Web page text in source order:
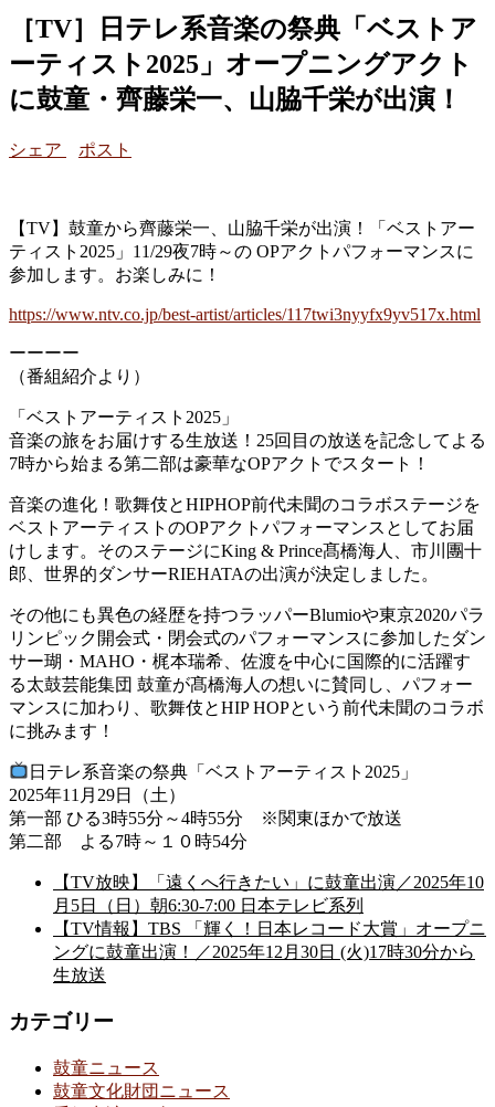
［TV］日テレ系音楽の祭典「ベストア
ーティスト2025」オープニングアクト
に鼓童・齊藤栄一、山脇千栄が出演！
シェア ポスト
【TV】鼓童から齊藤栄一、山脇千栄が出演！「ベストアー
ティスト2025」11/29夜7時～の OPアクトパフォーマンスに
参加します。お楽しみに！
https://www.ntv.co.jp/best-artist/articles/117twi3nyyfx9yv517x.html
ーーーー
（番組紹介より）
「ベストアーティスト2025」
音楽の旅をお届けする生放送！25回目の放送を記念してよる
7時から始まる第二部は豪華なOPアクトでスタート！
音楽の進化！歌舞伎とHIPHOP前代未聞のコラボステージを
ベストアーティストのOPアクトパフォーマンスとしてお届
けします。そのステージにKing & Prince髙橋海人、市川團十
郎、世界的ダンサーRIEHATAの出演が決定しました。
その他にも異色の経歴を持つラッパーBlumioや東京2020パラ
リンピック開会式・閉会式のパフォーマンスに参加したダン
サー瑚・MAHO・梶本瑞希、佐渡を中心に国際的に活躍す
る太鼓芸能集団 鼓童が髙橋海人の想いに賛同し、パフォー
マンスに加わり、歌舞伎とHIP HOPという前代未聞のコラボ
に挑みます！
日テレ系音楽の祭典「ベストアーティスト2025」
2025年11月29日（土）
第一部 ひる3時55分～4時55分 ※関東ほかで放送
第二部 よる7時～１０時54分
【TV放映】「遠くへ行きたい」に鼓童出演／2025年10
月5日（日）朝6:30-7:00 日本テレビ系列
【TV情報】TBS 「輝く！日本レコード大賞」オープニ
ングに鼓童出演！／2025年12月30日 (火)17時30分から
生放送
カテゴリー
鼓童ニュース
鼓童文化財団ニュース